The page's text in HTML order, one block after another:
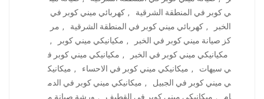
ي كوبر في المنطقة الشرقية
, كهربائي ميني كوبر في
الخبر
, كهربائي ميني كوبر في المنطقة الشرقية , مر
كز صيانة ميني كوبر في الخبر
, مكيانيكي ميني كوبر
,
مكيانيكي ميني كوبر في الخبر
, مكيانيكي ميني كوبر ف
ي سيهات
, ميكانيكي ميني كوبر في الاحساء , ميكانيك
ي ميني كوبر في الجبيل
, ميكانيكي ميني كوبر في الدم
ام
, ميكانيكي ميني كوبر في القطيف , ورشة صيانة م